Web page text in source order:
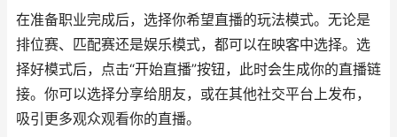
在准备职业完成后，选择你希望直播的玩法模式。无论是
排位赛、匹配赛还是娱乐模式，都可以在映客中选择。选
择好模式后，点击“开始直播”按钮，此时会生成你的直播链
接。你可以选择分享给朋友，或在其他社交平台上发布，
吸引更多观众观看你的直播。